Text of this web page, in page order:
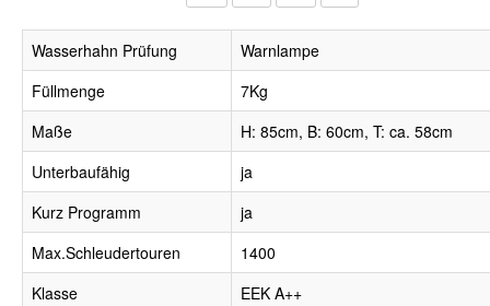
Wasserhahn Prüfung
Warnlampe
Füllmenge
7Kg
Maße
H: 85cm, B: 60cm, T: ca. 58cm
Unterbaufähig
ja
Kurz Programm
ja
Max.Schleudertouren
1400
Klasse
EEK A++